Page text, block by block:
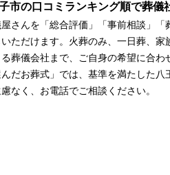
葬儀費用の平均相場
市の口コミランキング順で葬儀
さんを「総合評価」「事前相談」
ただけます。火葬のみ、一日葬、
葬儀会社まで、ご自身の希望に合
んだお葬式」では、基準を満たした
なく、お電話でご相談ください。